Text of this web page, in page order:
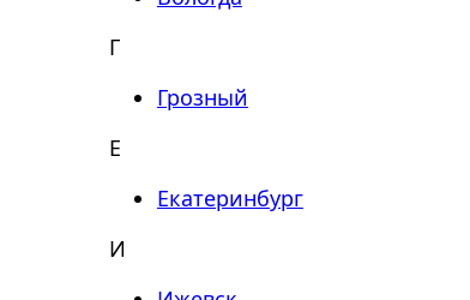
Г
Грозный
Е
Екатеринбург
И